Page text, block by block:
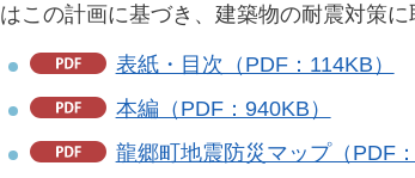
この計画に基づき、建築物の耐震対策に
表紙・目次（PDF：114KB）
本編（PDF：940KB）
龍郷町地震防災マップ（PDF：